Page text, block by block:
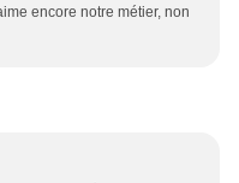
encore notre métier, non